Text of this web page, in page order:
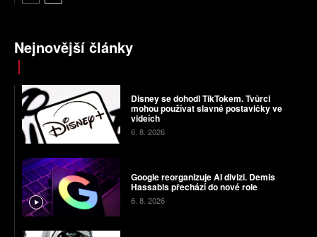
Nejnovější články
Disney se dohodl TikTokem. Tvůrci
mohou používat slavné postavičky ve
videích
6. 8. 2026
Google reorganizuje AI divizi. Demis
Hassabis přechází do nové role
6. 8. 2026